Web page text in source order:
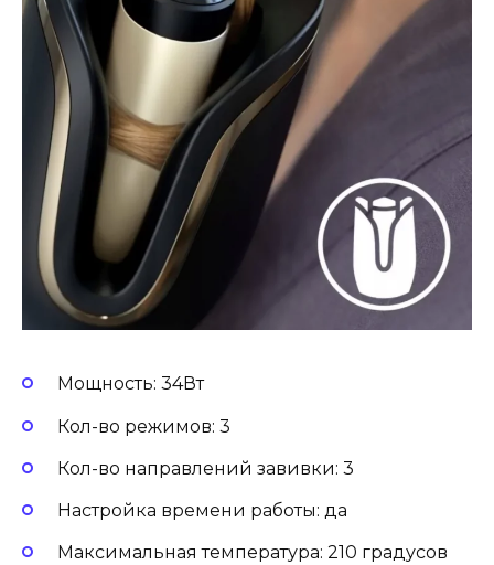
Мощность: 34Вт
Кол-во режимов: 3
Кол-во направлений завивки: 3
Настройка времени работы: да
Максимальная температура: 210 градусов